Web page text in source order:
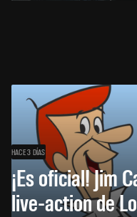
HACE 3 DÍAS
¡Es oficial! Jim
live-action de